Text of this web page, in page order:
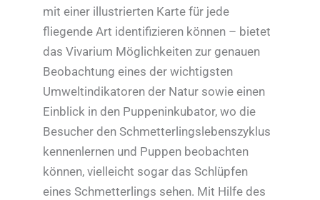
mit einer illustrierten Karte für jede
fliegende Art identifizieren können – bietet
das Vivarium Möglichkeiten zur genauen
Beobachtung eines der wichtigsten
Umweltindikatoren der Natur sowie einen
Einblick in den Puppeninkubator, wo die
Besucher den Schmetterlingslebenszyklus
kennenlernen und Puppen beobachten
können, vielleicht sogar das Schlüpfen
eines Schmetterlings sehen. Mit Hilfe des